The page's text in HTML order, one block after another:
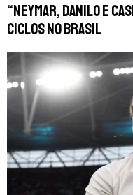
“Neymar, Danilo e
ciclos no Brasil